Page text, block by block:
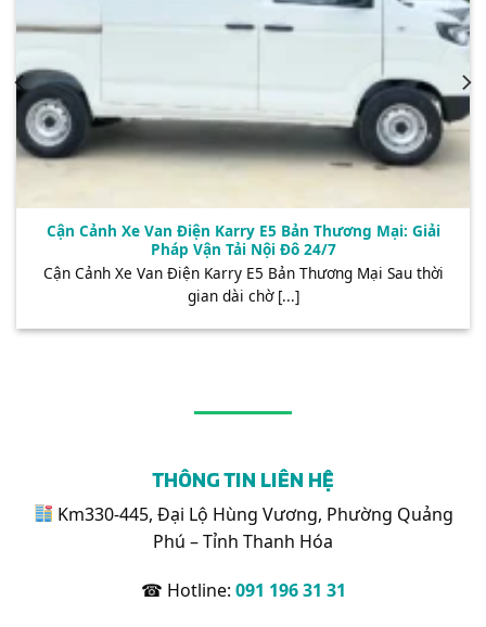
Cận Cảnh Xe Van Điện Karry E5 Bản Thương Mại: Giải
Pháp Vận Tải Nội Đô 24/7
Cận Cảnh Xe Van Điện Karry E5 Bản Thương Mại Sau thời
gian dài chờ [...]
THÔNG TIN LIÊN HỆ
Km330-445, Đại Lộ Hùng Vương, Phường Quảng
Phú – Tỉnh Thanh Hóa
☎ Hotline: 091 196 31 31